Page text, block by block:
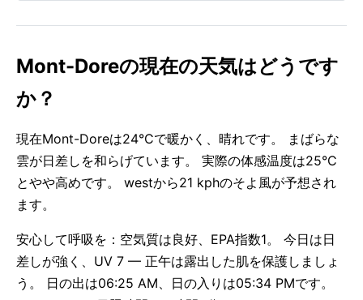
Mont-Doreの現在の天気はどうです
か？
現在Mont-Doreは24°Cで暖かく、晴れです。 まばらな
雲が日差しを和らげています。 実際の体感温度は25°C
とやや高めです。 westから21 kphのそよ風が予想され
ます。
安心して呼吸を：空気質は良好、EPA指数1。 今日は日
差しが強く、UV 7 — 正午は露出した肌を保護しましょ
う。 日の出は06:25 AM、日の入りは05:34 PMです。